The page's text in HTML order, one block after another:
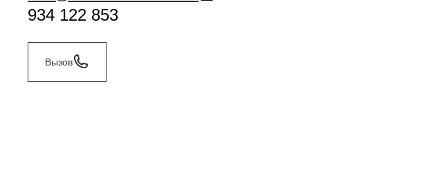
934 122 853
Вызов